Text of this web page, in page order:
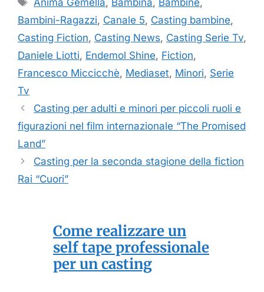
Bambini-Ragazzi, Canale 5, Casting bambine,
Casting Fiction, Casting News, Casting Serie Tv,
Daniele Liotti, Endemol Shine, Fiction,
Francesco Miccicchè, Mediaset, Minori, Serie
Tv
Casting per adulti e minori per piccoli ruoli e
figurazioni nel film internazionale “The Promised
Land”
Casting per la seconda stagione della fiction
Rai “Cuori”
Come realizzare un
self tape professionale
per un casting